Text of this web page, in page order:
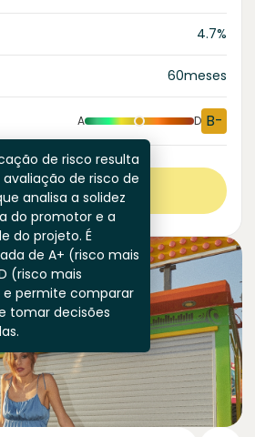
4.7%
60meses
de risco resulta
avaliação de risco de
analisa a solidez
do promotor e a
do projeto. É
de A+ (risco mais
(risco mais
permite comparar
tomar decisões
A D B-
Ver mais